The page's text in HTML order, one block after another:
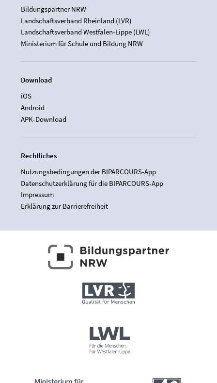
Bildungspartner NRW
Landschaftsverband Rheinland (LVR)
Landschaftsverband Westfalen-Lippe (LWL)
Ministerium für Schule und Bildung NRW
Download
iOS
Android
APK-Download
Rechtliches
Nutzungsbedingungen der BIPARCOURS-App
Datenschutzerklärung für die BIPARCOURS-App
Impressum
Erklärung zur Barrierefreiheit